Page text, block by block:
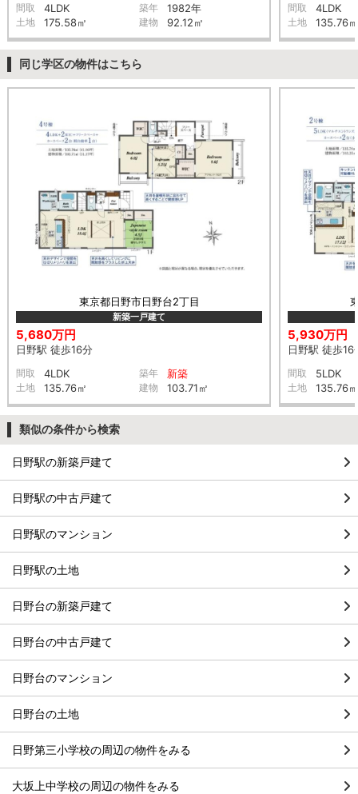
間取 4LDK 築年 1982年
土地 175.58㎡ 建物 92.12㎡
間取 4LDK
土地 135.76㎡
同じ学区の物件はこちら
東京都日野市日野台2丁目
新築一戸建て
5,680万円
日野駅 徒歩16分
間取 4LDK 築年 新築
土地 135.76㎡ 建物 103.71㎡
5,930万円
日野駅 徒歩16
間取 5LDK
土地 135.76㎡
類似の条件から検索
日野駅の新築戸建て
日野駅の中古戸建て
日野駅のマンション
日野駅の土地
日野台の新築戸建て
日野台の中古戸建て
日野台のマンション
日野台の土地
日野第三小学校の周辺の物件をみる
大坂上中学校の周辺の物件をみる